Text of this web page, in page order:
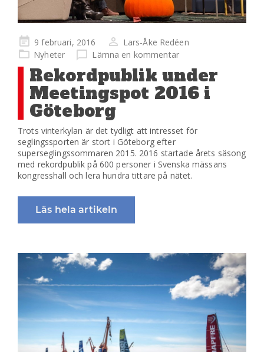
Publicerad
på
9 februari, 2016
Lars-Åke Redéen
Nyheter
Lämna en kommentar
Rekordpublik under
Meetingspot 2016 i
Göteborg
Trots vinterkylan är det tydligt att intresset för
seglingssporten är stort i Göteborg efter
superseglingssommaren 2015. 2016 startade årets säsong
med rekordpublik på 600 personer i Svenska mässans
kongresshall och lera hundra tittare på nätet.
Läs hela artikeln